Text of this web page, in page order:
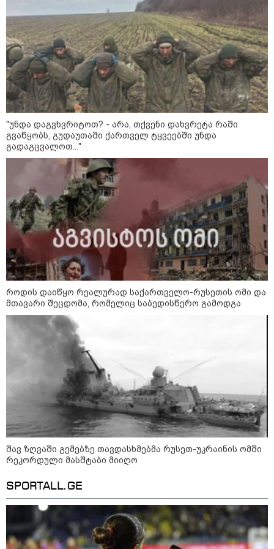
ფული ამ ზოდიაქოს ნიშნების
ხელში აღმოჩნდება: ვინ
გამდიდრდება?
როგორ ჩავიცვათ 40 წლის
შემდეგ: მილიონერების
სტილისტის 8 ოქროს წესი და
აუცილებელი სამოსი
მსოფლიო
13:15 / 08-08-2026
უძველესი სენი და ეპიდემია: აშშ-ში
ერთდროულად კეთრს და ნაწლავურ
ინფექციას ებრძვიან - რა უნდა ვიცოდეთ
და რამდენად სახიფათოა
17:13 / 08-08-2026
"დასავლეთმა საქართველო
ჩვენ წინააღმდეგ
"უნდა დაგვხვრიტოთ? - არა, თქვენი დახვრეტა რაში
გვაწყობს, გუდაუთაში ქართველ ტყვეებში უნდა
გადაგცვალოთ..."
როდის დაიწყო რეალურად საქართველო-რუსეთის ომი და
მთავარი შეცდომა, რომელიც საბედისწერო გამოდგა
შავ ზღვაში გემებზე თავდასხმებმა რუსეთ-უკრაინის ომში
რეკორდული მასშტაბი მიიღო
SPORTALL.GE